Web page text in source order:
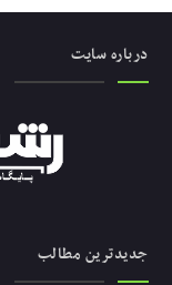
درباره سایت
جدیدترین مطالب